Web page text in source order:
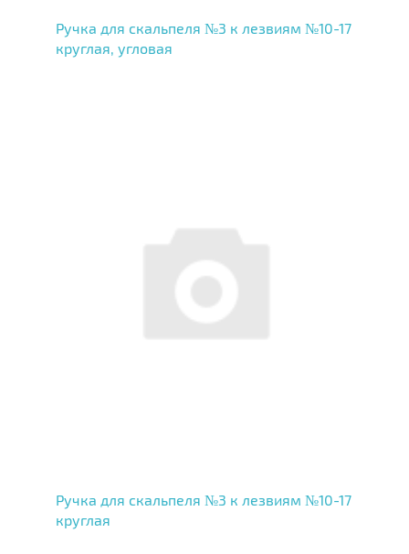
Ручка для скальпеля №3 к лезвиям №10-17
круглая, угловая
Ручка для скальпеля №3 к лезвиям №10-17
круглая